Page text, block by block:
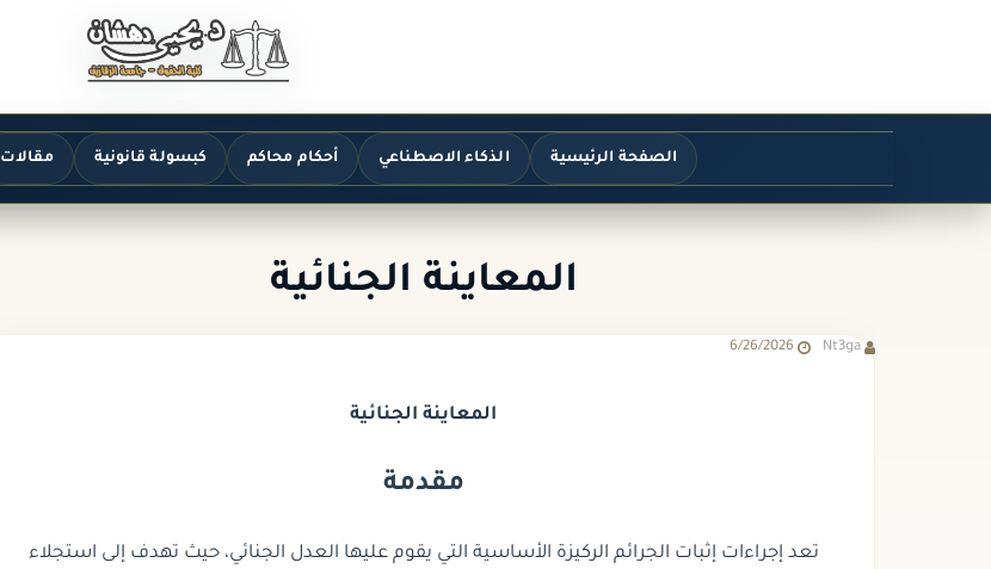
الصفحة الرئيسية الذكاء الاصطناعي أحكام محاكم كبسولة قانونية مقالات
المعاينة الجنائية
Nt3ga
6/26/2026
المعاينة الجنائية
مقدمة
تعد إجراءات إثبات الجرائم الركيزة الأساسية التي يقوم عليها العدل الجنائي، حيث تهدف إلى استجلاء